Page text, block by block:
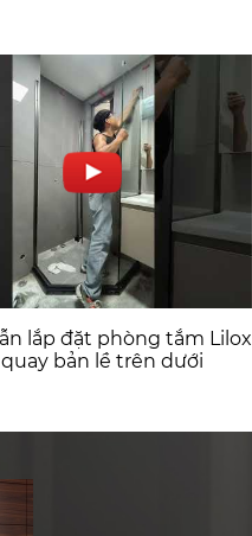
lắp đặt phòng tắm Lilox
bản lề trên dưới